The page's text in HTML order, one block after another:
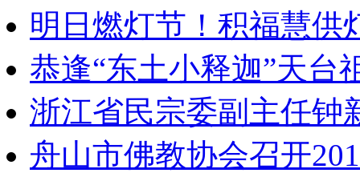
明日燃灯节！积福慧供
恭逢“东土小释迦”天台
浙江省民宗委副主任钟
舟山市佛教协会召开